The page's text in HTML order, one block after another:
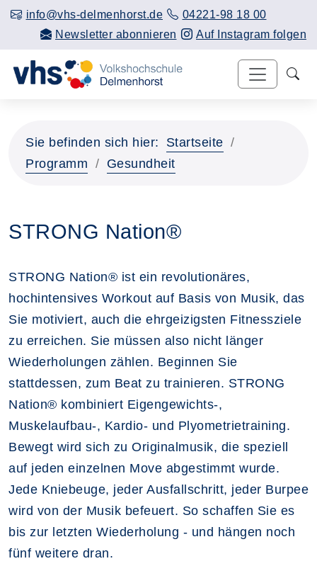
info@vhs-delmenhorst.de
04221-98 18 00
Newsletter abonnieren
Auf Instagram folgen
Sie befinden sich hier:
Startseite
Programm
Gesundheit
STRONG Nation®
STRONG Nation® ist ein revolutionäres,
hochintensives Workout auf Basis von Musik, das
Sie motiviert, auch die ehrgeizigsten Fitnessziele
zu erreichen. Sie müssen also nicht länger
Wiederholungen zählen. Beginnen Sie
stattdessen, zum Beat zu trainieren. STRONG
Nation® kombiniert Eigengewichts-,
Muskelaufbau-, Kardio- und Plyometrietraining.
Bewegt wird sich zu Originalmusik, die speziell
auf jeden einzelnen Move abgestimmt wurde.
Jede Kniebeuge, jeder Ausfallschritt, jeder Burpee
wird von der Musik befeuert. So schaffen Sie es
bis zur letzten Wiederholung - und hängen noch
fünf weitere dran.